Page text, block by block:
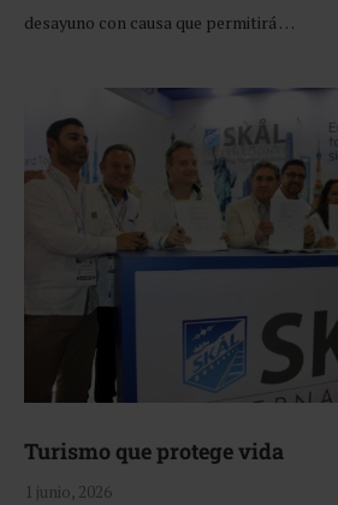
desayuno con causa que permitirá …
Turismo que protege vida
1 junio, 2026